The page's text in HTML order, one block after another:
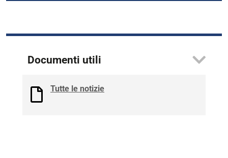
Documenti utili
Tutte le notizie